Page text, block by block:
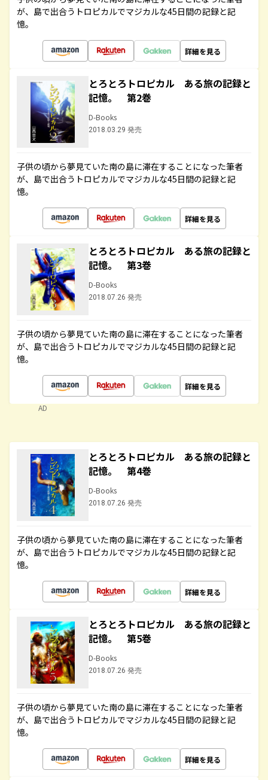
が、島で出合うトロピカルでマジカルな45日間の記録と記
憶。
詳細を見る
とろとろトロピカル ある旅の記録と
記憶。 第2巻
D-Books
2018.03.29 発売
子供の頃から夢見ていた南の島に滞在することになった筆者
が、島で出合うトロピカルでマジカルな45日間の記録と記
憶。
詳細を見る
とろとろトロピカル ある旅の記録と
記憶。 第3巻
D-Books
2018.07.26 発売
子供の頃から夢見ていた南の島に滞在することになった筆者
が、島で出合うトロピカルでマジカルな45日間の記録と記
憶。
詳細を見る
AD
とろとろトロピカル ある旅の記録と
記憶。 第4巻
D-Books
2018.07.26 発売
子供の頃から夢見ていた南の島に滞在することになった筆者
が、島で出合うトロピカルでマジカルな45日間の記録と記
憶。
詳細を見る
とろとろトロピカル ある旅の記録と
記憶。 第5巻
D-Books
2018.07.26 発売
子供の頃から夢見ていた南の島に滞在することになった筆者
が、島で出合うトロピカルでマジカルな45日間の記録と記
憶。
詳細を見る